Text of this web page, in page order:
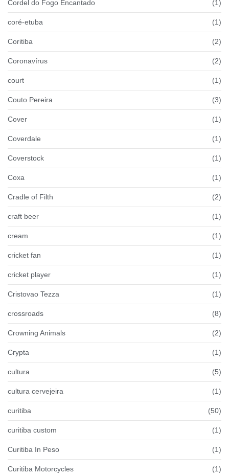
Cordel do Fogo Encantado (1)
coré-etuba (1)
Coritiba (2)
Coronavírus (2)
court (1)
Couto Pereira (3)
Cover (1)
Coverdale (1)
Coverstock (1)
Coxa (1)
Cradle of Filth (2)
craft beer (1)
cream (1)
cricket fan (1)
cricket player (1)
Cristovao Tezza (1)
crossroads (8)
Crowning Animals (2)
Crypta (1)
cultura (5)
cultura cervejeira (1)
curitiba (50)
curitiba custom (1)
Curitiba In Peso (1)
Curitiba Motorcycles (1)